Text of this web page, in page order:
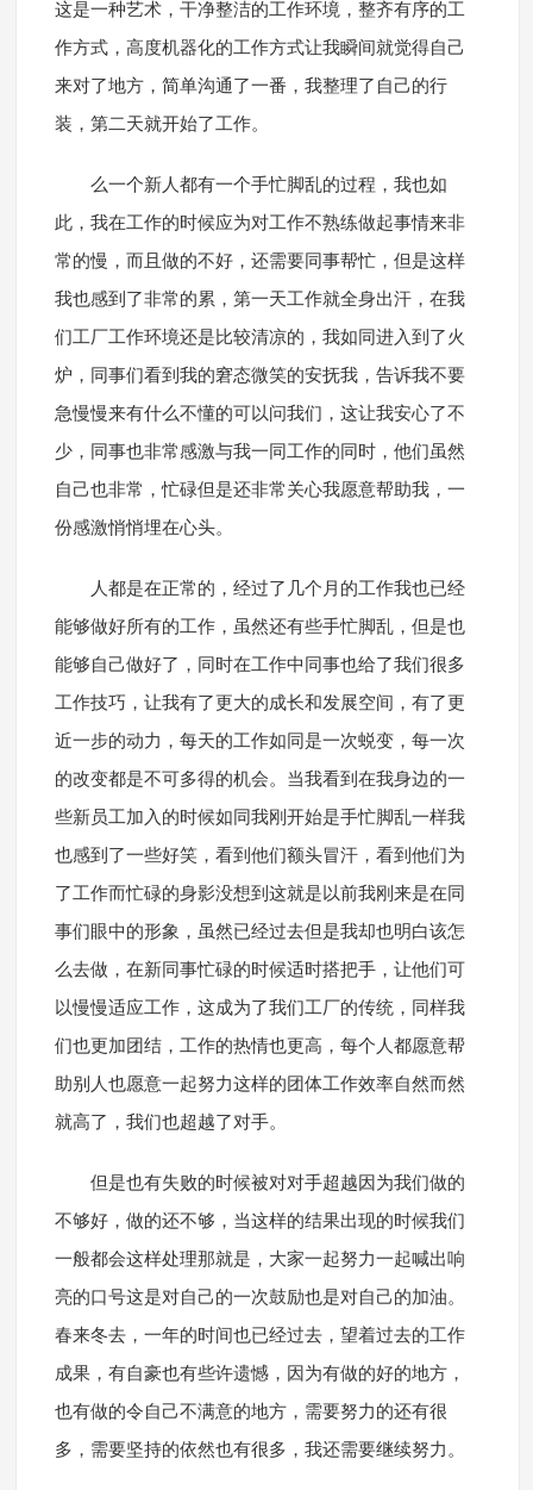
这是一种艺术，干净整洁的工作环境，整齐有序的工
作方式，高度机器化的工作方式让我瞬间就觉得自己
来对了地方，简单沟通了一番，我整理了自己的行
装，第二天就开始了工作。
么一个新人都有一个手忙脚乱的过程，我也如
此，我在工作的时候应为对工作不熟练做起事情来非
常的慢，而且做的不好，还需要同事帮忙，但是这样
我也感到了非常的累，第一天工作就全身出汗，在我
们工厂工作环境还是比较清凉的，我如同进入到了火
炉，同事们看到我的窘态微笑的安抚我，告诉我不要
急慢慢来有什么不懂的可以问我们，这让我安心了不
少，同事也非常感激与我一同工作的同时，他们虽然
自己也非常，忙碌但是还非常关心我愿意帮助我，一
份感激悄悄埋在心头。
人都是在正常的，经过了几个月的工作我也已经
能够做好所有的工作，虽然还有些手忙脚乱，但是也
能够自己做好了，同时在工作中同事也给了我们很多
工作技巧，让我有了更大的成长和发展空间，有了更
近一步的动力，每天的工作如同是一次蜕变，每一次
的改变都是不可多得的机会。当我看到在我身边的一
些新员工加入的时候如同我刚开始是手忙脚乱一样我
也感到了一些好笑，看到他们额头冒汗，看到他们为
了工作而忙碌的身影没想到这就是以前我刚来是在同
事们眼中的形象，虽然已经过去但是我却也明白该怎
么去做，在新同事忙碌的时候适时搭把手，让他们可
以慢慢适应工作，这成为了我们工厂的传统，同样我
们也更加团结，工作的热情也更高，每个人都愿意帮
助别人也愿意一起努力这样的团体工作效率自然而然
就高了，我们也超越了对手。
但是也有失败的时候被对对手超越因为我们做的
不够好，做的还不够，当这样的结果出现的时候我们
一般都会这样处理那就是，大家一起努力一起喊出响
亮的口号这是对自己的一次鼓励也是对自己的加油。
春来冬去，一年的时间也已经过去，望着过去的工作
成果，有自豪也有些许遗憾，因为有做的好的地方，
也有做的令自己不满意的地方，需要努力的还有很
多，需要坚持的依然也有很多，我还需要继续努力。